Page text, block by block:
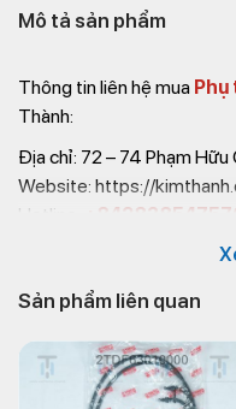
Mô tả sản phẩm
Thông tin liên hệ mua Phụ
Thành:
Địa chỉ: 72 – 74 Phạm Hữu
Website: https://
Hotline:
Email:
Sản phẩm liên quan